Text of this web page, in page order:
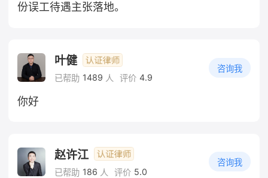
份误工待遇主张落地。
叶健
已帮助 1489 人 评价 4.9
咨询我
你好
赵许江
已帮助 186 人 评价 5.0
咨询我